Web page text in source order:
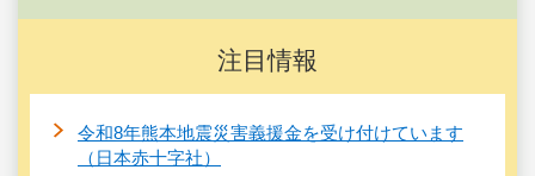
注目情報
令和8年熊本地震災害義援金を受け付けています
（日本赤十字社）